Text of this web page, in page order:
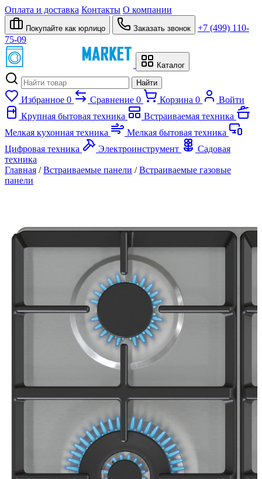
Оплата и доставка Контакты О компании
Покупайте как юрлицо Заказать звонок
+7 (499) 110-
75-09
Каталог
Найти
Избранное 0 Сравнение 0 Корзина 0
Войти
Крупная бытовая техника
Встраиваемая техника
Мелкая кухонная техника
Мелкая бытовая техника
Цифровая техника
Электроинструмент
Садовая
техника
Главная / Встраиваемые панели / Встраиваемые газовые
панели